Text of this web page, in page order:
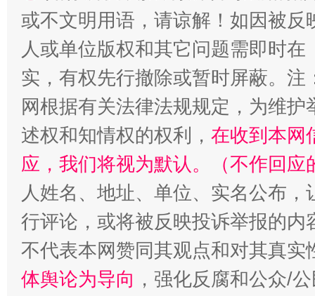
“蜀中异人”王建安的艺术幻境
或不文明用语，请谅解！如因被
人或单位版权和其它问题需即时在
实，有权先行撤除或暂时屏蔽。
网根据有关法律法规规定，为维
述权和知情权的权利， 在收到本网
应，我们将视为默认。（不作回应
人姓名、地址、单位、实名公布
行评论，或将被反映投诉举报的
不代表本网赞同其观点和对其真实
体舆论为导向 ，强化反腐和公众/